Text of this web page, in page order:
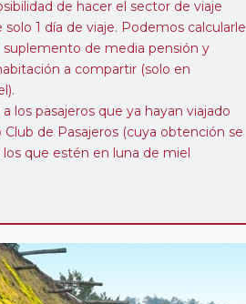
de hacer el sector de viaje
1 día de viaje. Podemos calcularle
suplemento de media pensión y
a compartir (solo en
los pasajeros que ya hayan viajado
de Pasajeros (cuya obtención se
los que estén en luna de miel